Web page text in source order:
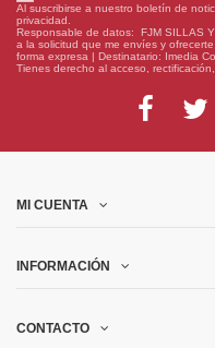
Al suscribirse a nuestro boletín de
privacidad.
Responsable de datos: FJM SILLAS
a la solicitud que me envíes y
forma expresa | Destinatario: Imedia
Tienes derecho al acceso,
MI CUENTA
INFORMACIÓN
CONTACTO